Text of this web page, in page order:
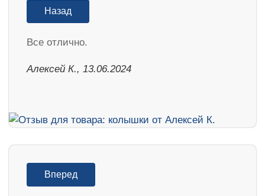
Назад
Все отлично.
Алексей К., 13.06.2024
Вперед